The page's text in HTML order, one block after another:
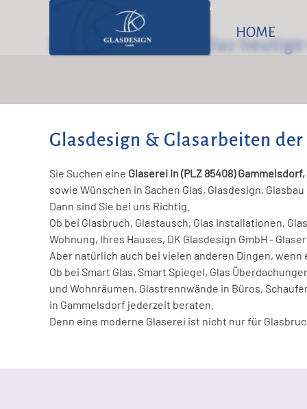
HOME
Karlsfeld / Dachau
Olching
Bockhorn
Modern - Effektiv: Das
Glasdesign & Glasarbeiten
Sie Suchen eine Glaserei in (PLZ 85408)
sowie Wünschen in Sachen Glas, Glasdesign,
Dann sind Sie bei uns Richtig.
Ob bei Glasbruch, Glastausch, Glas Installationen,
Wohnung, Ihres Hauses, DK Glasdesign GmbH -
Aber natürlich auch bei vielen anderen Dingen, wenn
Ob bei Smart Glas, Smart Spiegel, Glas
und Wohnräumen, Glastrennwände in Büros,
in Gammelsdorf jederzeit beraten.
Denn eine moderne Glaserei ist nicht nur für